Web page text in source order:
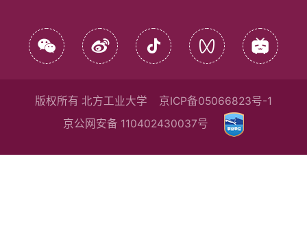
版权所有 北方工业大学
京ICP备05066823号-1
京公网安备 110402430037号